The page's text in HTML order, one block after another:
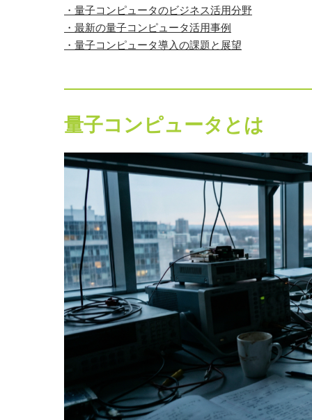
・量子コンピュータのビジネス活用分野
・最新の量子コンピュータ活用事例
・量子コンピュータ導入の課題と展望
量子コンピュータとは